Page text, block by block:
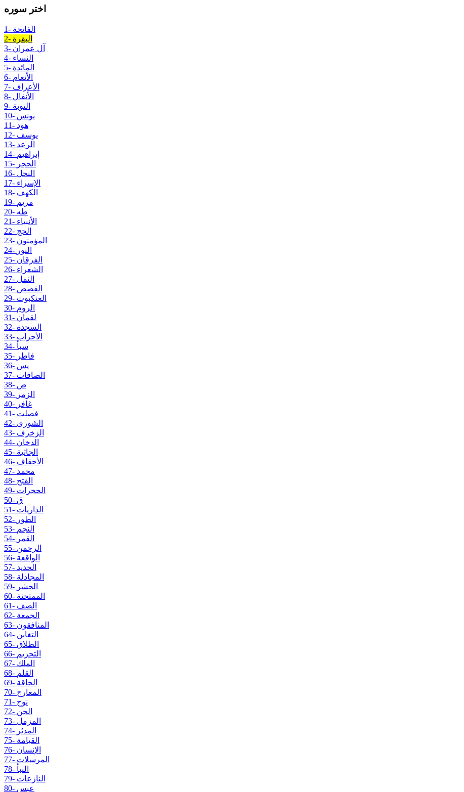
اختر سوره
1- الفاتحة
2- البقرة
3- آل عمران
4- النساء
5- المائدة
6- الأنعام
7- الأعراف
8- الأنفال
9- التوبة
10- يونس
11- هود
12- يوسف
13- الرعد
14- إبراهيم
15- الحجر
16- النحل
17- الإسراء
18- الكهف
19- مريم
20- طه
21- الأنبياء
22- الحج
23- المؤمنون
24- النور
25- الفرقان
26- الشعراء
27- النمل
28- القصص
29- العنكبوت
30- الروم
31- لقمان
32- السجدة
33- الأحزاب
34- سبأ
35- فاطر
36- يس
37- الصافات
38- ص
39- الزمر
40- غافر
41- فصلت
42- الشورى
43- الزخرف
44- الدخان
45- الجاثية
46- الأحقاف
47- محمد
48- الفتح
49- الحجرات
50- ق
51- الذاريات
52- الطور
53- النجم
54- القمر
55- الرحمن
56- الواقعة
57- الحديد
58- المجادلة
59- الحشر
60- الممتحنة
61- الصف
62- الجمعة
63- المنافقون
64- التغابن
65- الطلاق
66- التحريم
67- الملك
68- القلم
69- الحاقة
70- المعارج
71- نوح
72- الجن
73- المزمل
74- المدثر
75- القيامة
76- الإنسان
77- المرسلات
78- النبأ
79- النازعات
80- عبس